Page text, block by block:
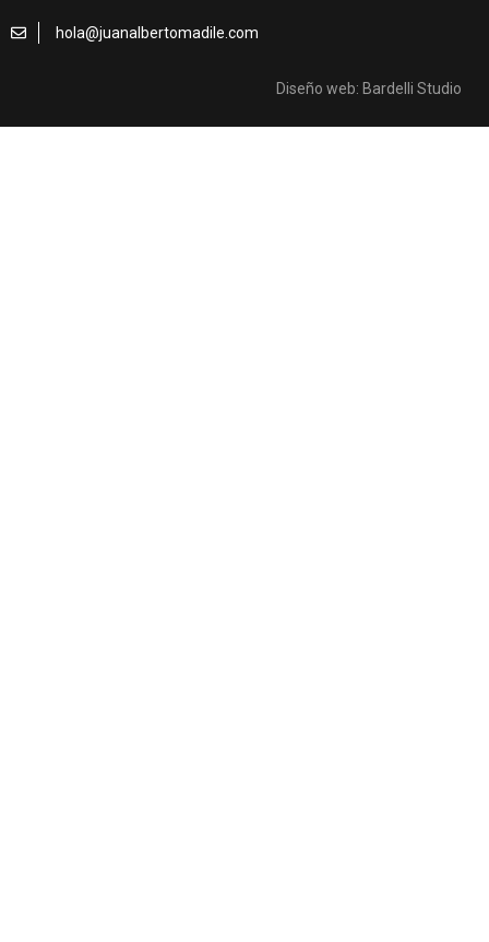
hola@juanalbertomadile.com
Diseño web: Bardelli Studio